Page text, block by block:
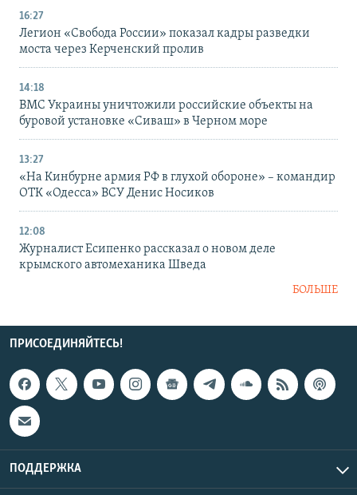
16:27
Легион «Свобода России» показал кадры разведки
моста через Керченский пролив
14:18
ВМС Украины уничтожили российские объекты на
буровой установке «Сиваш» в Черном море
13:27
«На Кинбурне армия РФ в глухой обороне» – командир
ОТК «Одесса» ВСУ Денис Носиков
12:08
Журналист Есипенко рассказал о новом деле
крымского автомеханика Шведа
БОЛЬШЕ
ПРИСОЕДИНЯЙТЕСЬ!
ПОДДЕРЖКА